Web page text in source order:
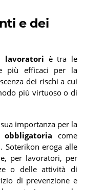
e dei
lavoratori è tra le
più efficaci per la
dei rischi a cui
più virtuoso o di
importanza per la
obbligatoria come
Soterikon eroga alle
per lavoratori, per
o delle attività di
di prevenzione e